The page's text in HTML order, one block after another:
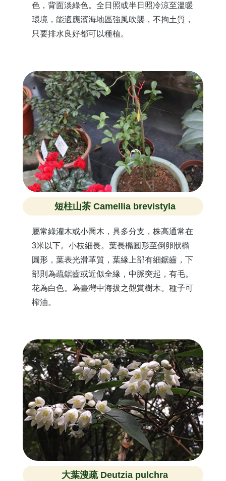
色，背面淡綠色。全日照或半日照冷涼至溫暖
環境，能適應濱海地區強風吹襲，不拘土質，
只要排水良好都可以種植。
短柱山茶 Camellia brevistyla
屬常綠灌木或小喬木，具多分支，株高通常在
3米以下。小枝細長。葉長橢圓形至倒卵狀橢
圓形，葉表光滑革質，葉緣上部有細鋸齒，下
部則為疏鋸齒或近似全緣，中脈突起，有毛。
花為白色。為臺灣中海拔之觀賞樹木。種子可
榨油。
大葉溲疏 Deutzia pulchra